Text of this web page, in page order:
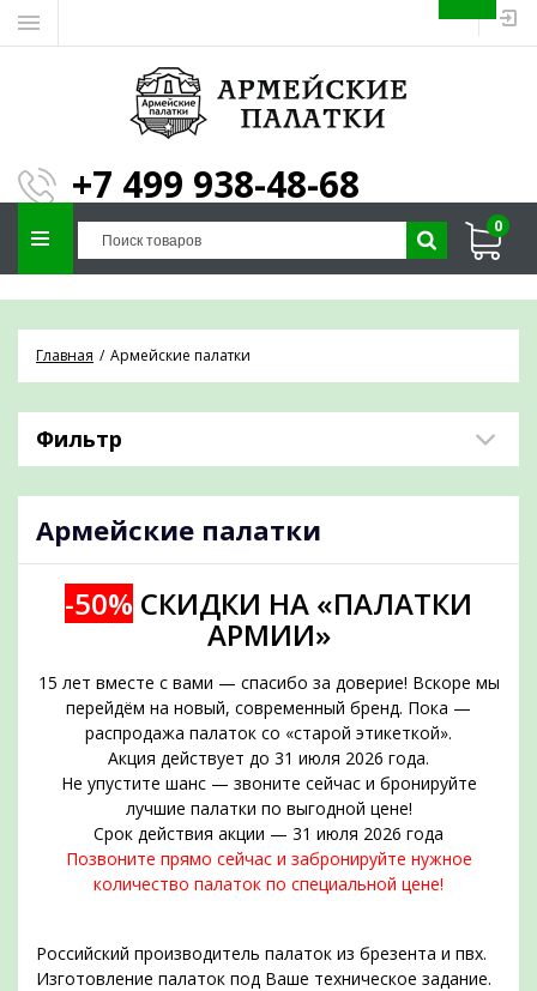
+7 499 938-48-68
0
Главная Армейские палатки
Фильтр
Армейские палатки
-50% СКИДКИ НА «ПАЛАТКИ
АРМИИ»
15 лет вместе с вами — спасибо за доверие! Вскоре мы
перейдём на новый, современный бренд. Пока —
распродажа палаток со «старой этикеткой».
Акция действует до 31 июля 2026 года.
Не упустите шанс — звоните сейчас и бронируйте
лучшие палатки по выгодной цене!
Срок действия акции — 31 июля 2026 года
Позвоните прямо сейчас и забронируйте нужное
количество палаток по специальной цене!
Российский производитель палаток из брезента и пвх.
Изготовление палаток под Ваше техническое задание.
ЗАПОЛНИТЕ ФОРМУ И
МЫ ПОДБЕРЕМ
ПАЛАТКУ ПОД ВАШИ
ПАРАМЕТРЫ!
Отправим предложение на почту и
проконсультируем по любым вопросам
подобрать